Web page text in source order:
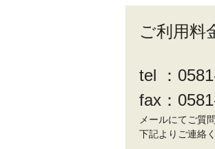
ご利用料
tel ：
fax：
メールにてご質
下記よりご連絡